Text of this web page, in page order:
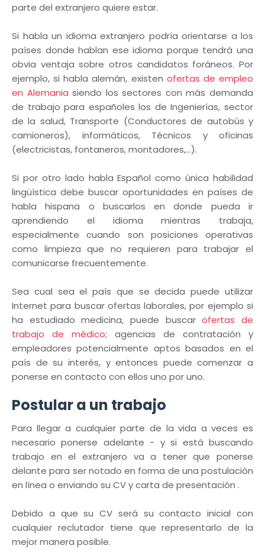
parte del extranjero quiere estar.
Si habla un idioma extranjero podría orientarse a los
países donde hablan ese idioma porque tendrá una
obvia ventaja sobre otros candidatos foráneos. Por
ejemplo, si habla alemán, existen ofertas de empleo
en Alemania siendo los sectores con más demanda
de trabajo para españoles los de Ingenierías, sector
de la salud, Transporte (Conductores de autobús y
camioneros), informáticos, Técnicos y oficinas
(electricistas, fontaneros, montadores,...).
Si por otro lado habla Español como única habilidad
lingüística debe buscar oportunidades en países de
habla hispana o buscarlos en donde pueda ir
aprendiendo el idioma mientras trabaja,
especialmente cuando son posiciones operativas
como limpieza que no requieren para trabajar el
comunicarse frecuentemente.
Sea cual sea el país que se decida puede utilizar
Internet para buscar ofertas laborales, por ejemplo si
ha estudiado medicina, puede buscarofertas de
trabajo de médico; agencias de contratación y
empleadores potencialmente aptos basados ​​en el
país de su interés, y entonces puede comenzar a
ponerse en contacto con ellos uno por uno.
Postular a un trabajo
Para llegar a cualquier parte de la vida a veces es
necesario ponerse adelante - y si está buscando
trabajo en el extranjero va a tener que ponerse
delante para ser notado en forma de una postulación
en línea o enviando su CV y ​​carta de presentación .
Debido a que su CV será su contacto inicial con
cualquier reclutador tiene que representarlo de la
mejor manera posible.